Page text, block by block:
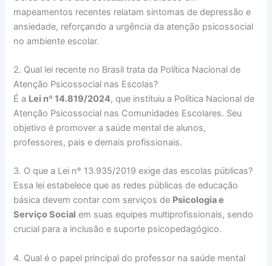
mapeamentos recentes relatam sintomas de depressão e
ansiedade, reforçando a urgência da atenção psicossocial
no ambiente escolar.
2. Qual lei recente no Brasil trata da Política Nacional de
Atenção Psicossocial nas Escolas?
É a Lei nº 14.819/2024, que instituiu a Política Nacional de
Atenção Psicossocial nas Comunidades Escolares. Seu
objetivo é promover a saúde mental de alunos,
professores, pais e demais profissionais.
3. O que a Lei nº 13.935/2019 exige das escolas públicas?
Essa lei estabelece que as redes públicas de educação
básica devem contar com serviços de Psicologia e
Serviço Social em suas equipes multiprofissionais, sendo
crucial para a inclusão e suporte psicopedagógico.
4. Qual é o papel principal do professor na saúde mental